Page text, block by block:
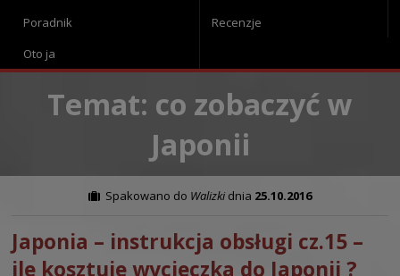
Poradnik
Recenzje
Oto ja
Temat: co zobaczyć w
Japonii
Spakowano do Walizkidnia 25.10.2016
Japonia – instrukcja obsługi cz.15 –
ile kosztuje wycieczka do Japonii ?